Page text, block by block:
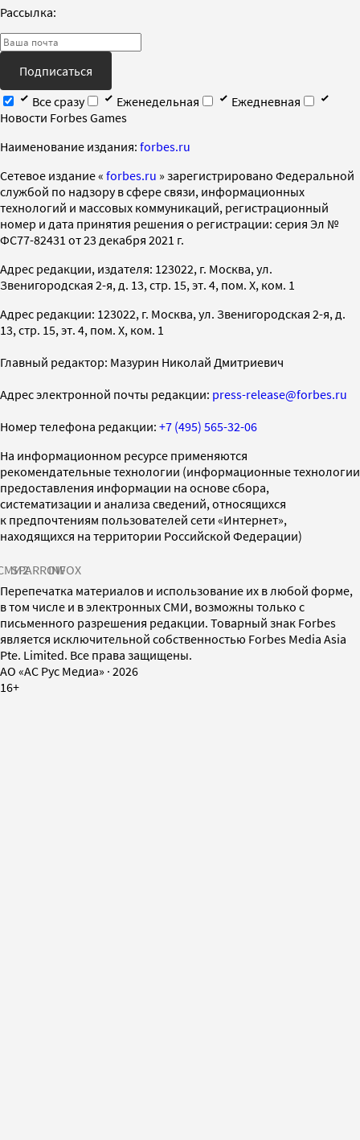
Рассылка:
Подписаться
Все сразу
Еженедельная
Ежедневная
Новости Forbes Games
Наименование издания: forbes.ru
Cетевое издание « forbes.ru » зарегистрировано Федеральной
службой по надзору в сфере связи, информационных
технологий и массовых коммуникаций, регистрационный
номер и дата принятия решения о регистрации: серия Эл №
ФС77-82431 от 23 декабря 2021 г.
Адрес редакции, издателя: 123022, г. Москва, ул.
Звенигородская 2-я, д. 13, стр. 15, эт. 4, пом. X, ком. 1
Адрес редакции: 123022, г. Москва, ул. Звенигородская 2-я, д.
13, стр. 15, эт. 4, пом. X, ком. 1
Главный редактор: Мазурин Николай Дмитриевич
Адрес электронной почты редакции: press-release@forbes.ru
Номер телефона редакции: +7 (495) 565-32-06
На информационном ресурсе применяются
рекомендательные технологии (информационные технологии
предоставления информации на основе сбора,
систематизации и анализа сведений, относящихся
к предпочтениям пользователей сети «Интернет»,
находящихся на территории Российской Федерации)
SPARROWINFOX
Перепечатка материалов и использование их в любой форме,
в том числе и в электронных СМИ, возможны только с
письменного разрешения редакции. Товарный знак Forbes
является исключительной собственностью Forbes Media Asia
Pte. Limited. Все права защищены.
AO «АС Рус Медиа» · 2026
16+